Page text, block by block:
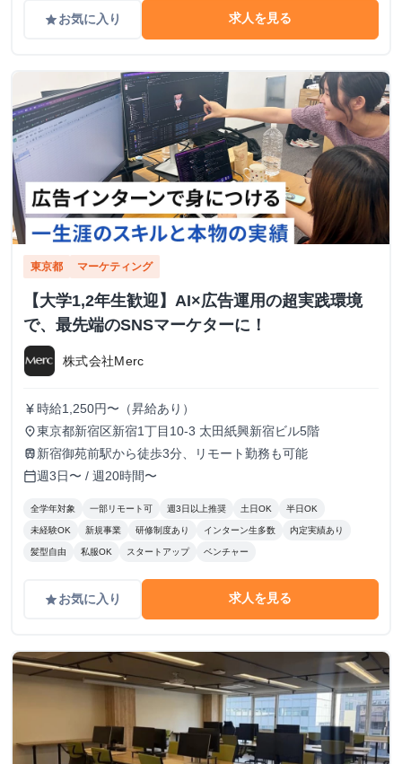
gradeお気に入り 求人を見る
東京都 マーケティング
【大学1,2年生歓迎】AI×広告運用の超実践環境
で、最先端のSNSマーケターに！
株式会社Merc
currency_yen 時給1,250円〜（昇給あり）
place東京都新宿区新宿1丁目10-3 太田紙興新宿ビル5階
train 新宿御苑前駅から徒歩3分、リモート勤務も可能
calendar_today週3日〜 / 週20時間〜
全学年対象 一部リモート可 週3日以上推奨 土日OK 半日OK
未経験OK 新規事業 研修制度あり インターン生多数 内定実績あり
髪型自由 私服OK スタートアップ ベンチャー
gradeお気に入り 求人を見る